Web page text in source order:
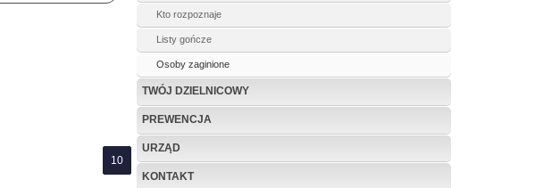
Kto rozpoznaje
Listy gończe
Osoby zaginione
TWÓJ DZIELNICOWY
PREWENCJA
URZĄD
KONTAKT